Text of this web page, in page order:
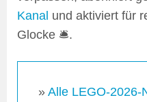
Kanal und aktiviert für
Glocke 🛎️.
» Alle LEGO-2026-